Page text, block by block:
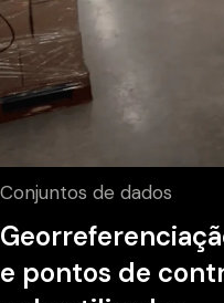
Conjuntos de dados
e pontos de